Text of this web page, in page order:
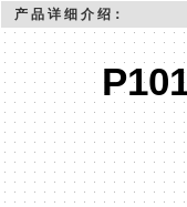
产 品 详 细 介 绍：